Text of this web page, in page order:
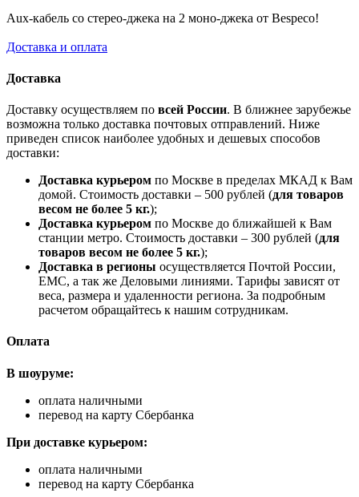
Aux-кабель со стерео-джека на 2 моно-джека от Bespeco!
Доставка и оплата
Доставка
Доставку осуществляем по всей России. В ближнее зарубежье
возможна только доставка почтовых отправлений. Ниже
приведен список наиболее удобных и дешевых способов
доставки:
Доставка курьером по Москве в пределах МКАД к Вам
домой. Стоимость доставки – 500 рублей (для товаров
весом не более 5 кг.);
Доставка курьером по Москве до ближайшей к Вам
станции метро. Стоимость доставки – 300 рублей (для
товаров весом не более 5 кг.);
Доставка в регионы осуществляется Почтой России,
ЕМС, а так же Деловыми линиями. Тарифы зависят от
веса, размера и удаленности региона. За подробным
расчетом обращайтесь к нашим сотрудникам.
Оплата
В шоуруме:
оплата наличными
перевод на карту Сбербанка
При доставке курьером:
оплата наличными
перевод на карту Сбербанка